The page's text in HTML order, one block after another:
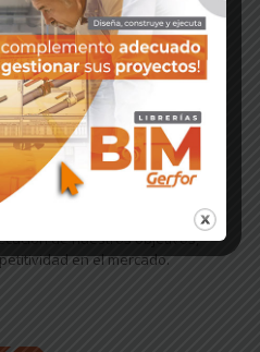
y trabajamos con actitud
de nuestros objetivos,
en el mercado.